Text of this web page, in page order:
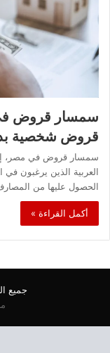
سمسار قروض
قروض شخصية
سمسار قروض في مصر،
العربية الذين يرغبون
الحصول عليها من
أكمل القراءة »
جميع